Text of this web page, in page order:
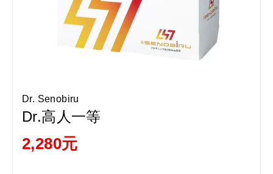
Dr. Senobiru
Dr.高人一等
2,280元